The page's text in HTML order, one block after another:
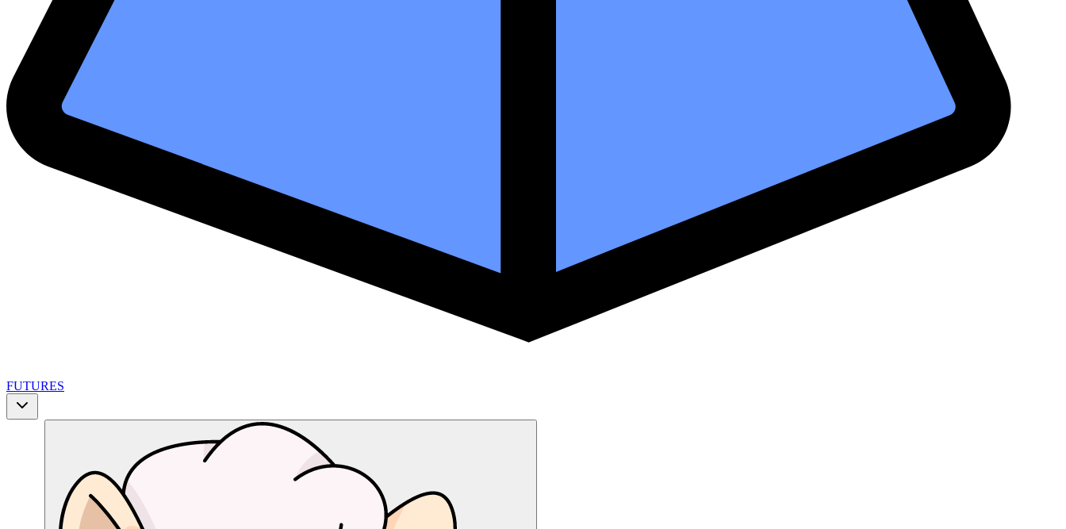
FUTURES